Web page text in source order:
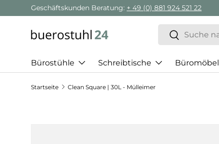
Direkt zum Inhalt
Geschäftskunden Beratung: + 49 (0) 881 924 521 22
Suchen
Suchen
Bürostühle Schreibtische Büromöbel
Startseite Clean Square | 30L - Mülleimer